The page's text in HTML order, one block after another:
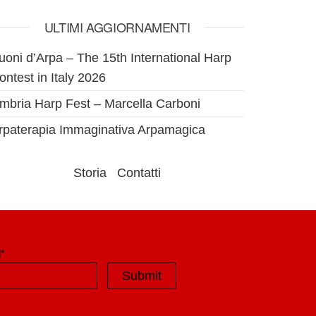
ULTIMI AGGIORNAMENTI
d’Arpa – The 15th International Harp
in Italy 2026
Harp Fest – Marcella Carboni
Immaginativa Arpamagica
Storia Contatti